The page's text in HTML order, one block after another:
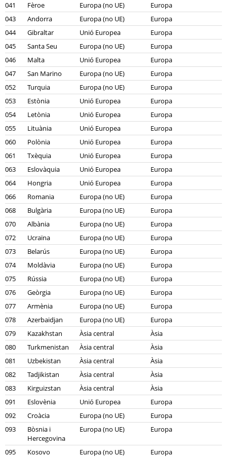
041
Fèroe Europa (no UE)
Europa
043
Andorra Europa (no UE)
Europa
044
Gibraltar Unió Europea
Europa
045
Santa Seu Europa (no UE)
Europa
046
Malta Unió Europea
Europa
047
San Marino Europa (no UE)
Europa
052
Turquia Europa (no UE)
Europa
053
Estònia Unió Europea
Europa
054
Letònia Unió Europea
Europa
055
Lituània Unió Europea
Europa
060
Polònia Unió Europea
Europa
061
Txèquia Unió Europea
Europa
063
Eslovàquia Unió Europea
Europa
064
Hongria Unió Europea
Europa
066
Romania Europa (no UE)
Europa
068
Bulgària Europa (no UE)
Europa
070
Albània Europa (no UE)
Europa
072
Ucraïna Europa (no UE)
Europa
073
Belarús Europa (no UE)
Europa
074
Moldàvia Europa (no UE)
Europa
075
Rússia Europa (no UE)
Europa
076
Geòrgia Europa (no UE)
Europa
077
Armènia Europa (no UE)
Europa
078
Azerbaidjan Europa (no UE)
Europa
079
Kazakhstan Àsia central
Àsia
080
Turkmenistan Àsia central
Àsia
081
Uzbekistan Àsia central
Àsia
082
Tadjikistan Àsia central
Àsia
083
Kirguizstan Àsia central
Àsia
091
Eslovènia Unió Europea
Europa
092
Croàcia Europa (no UE)
Europa
093
Bòsnia i
Hercegovina
Europa (no UE) Europa
095 Kosovo Europa (no UE)
Europa